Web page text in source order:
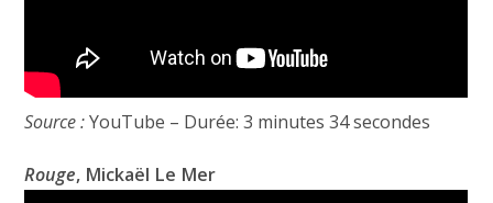
Source :YouTube – Durée: 3 minutes 34 secondes
Rouge, Mickaël Le Mer